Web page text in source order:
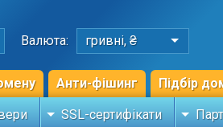
Валюта: гривні, ₴
Анти-фішинг Підбір
SSL-сертифікати